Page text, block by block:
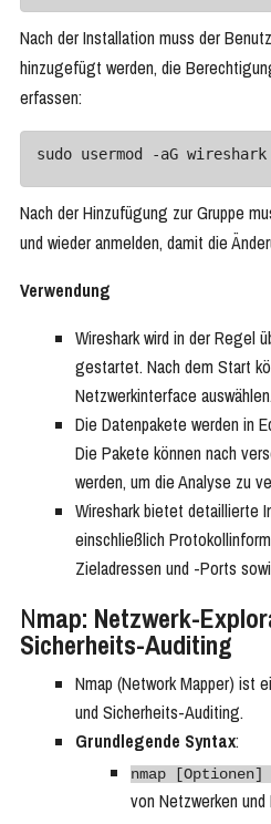
Nach der Installation muss der
hinzugefügt werden, die
erfassen:
Nach der Hinzufügung zur Gruppe
und wieder anmelden, damit die
Verwendung
Wireshark wird in der Regel
gestartet. Nach dem Start
Netzwerkinterface auswählen.
Die Datenpakete werden in
Die Pakete können nach
werden, um die Analyse zu
Wireshark bietet detaillierte
einschließlich
Zieladressen und -Ports
Nmap: Netzwerk-
Sicherheits-Auditing
Nmap (Network Mapper) ist
und Sicherheits-Auditing.
Grundlegende Syntax:
nmap
von Netzwerken und